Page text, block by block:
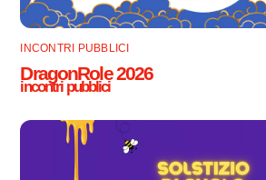
INCONTRI PUBBLICI
DragonRole 2026
incontri pubblici